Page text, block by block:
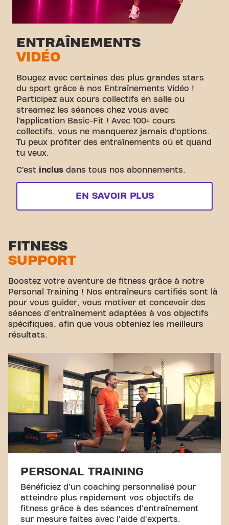
ENTRAÎNEMENTS
VIDÉO
Bougez avec certaines des plus grandes stars
du sport grâce à nos Entraînements Vidéo !
Participez aux cours collectifs en salle ou
streamez les séances chez vous avec
l’application Basic-Fit ! Avec 100+ cours
collectifs, vous ne manquerez jamais d’options.
Tu peux profiter des entraînements où et quand
tu veux.
C’est inclus dans tous nos abonnements.
EN SAVOIR PLUS
FITNESS
SUPPORT
Boostez votre aventure de fitness grâce à notre
Personal Training ! Nos entraîneurs certifiés sont là
pour vous guider, vous motiver et concevoir des
séances d'entraînement adaptées à vos objectifs
spécifiques, afin que vous obteniez les meilleurs
résultats.
PERSONAL TRAINING
Bénéficiez d'un coaching personnalisé pour
atteindre plus rapidement vos objectifs de
fitness grâce à des séances d'entraînement
sur mesure faites avec l'aide d'experts.